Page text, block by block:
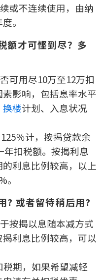
繁
概不负责。
，可查询：
Broker Limited 版权所有
或不连续使用，由纳
。
额才可悭到尽？多
可用尽10万至12万扣
影响，包括息率水平
换楼计划、入息状况
％计，按揭贷款余
年扣税额。按揭利息
利息比例较高，以上
? 或者留待稍后用?
按揭以息随本减方式
利息比例较高，可以
期，如果希望减轻